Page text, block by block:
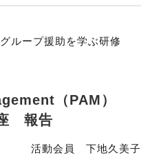
ループ援助を学ぶ研修
（PAM）
報告
活動会員 下地久美子